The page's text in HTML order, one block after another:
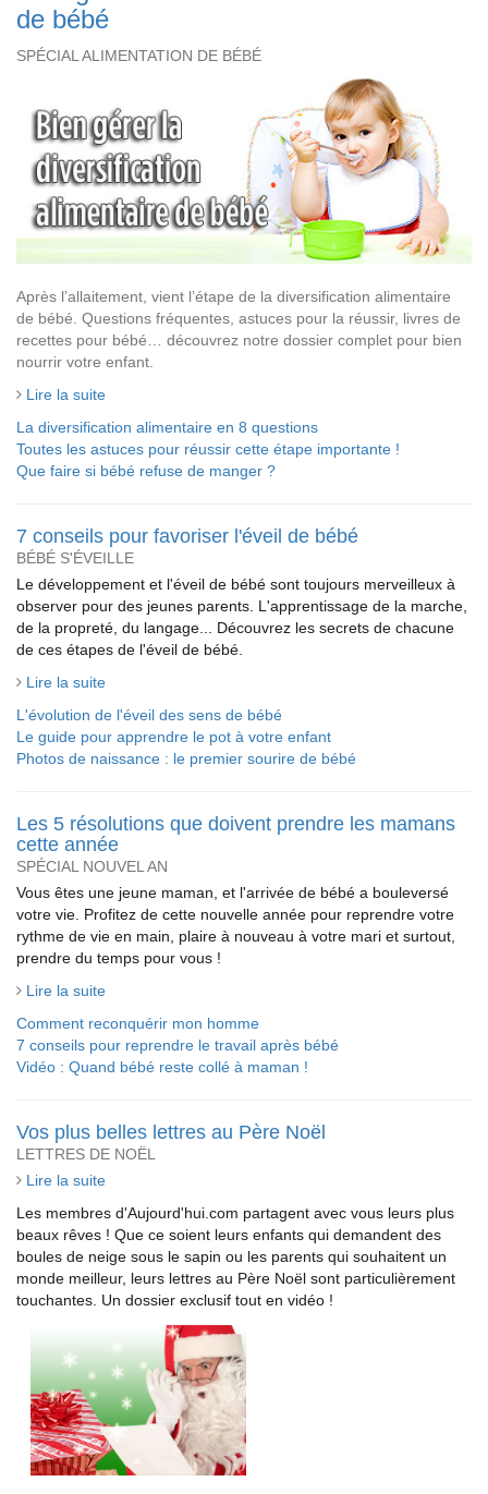
de bébé
SPÉCIAL ALIMENTATION DE BÉBÉ
Après l’allaitement, vient l’étape de la diversification alimentaire
de bébé. Questions fréquentes, astuces pour la réussir, livres de
recettes pour bébé… découvrez notre dossier complet pour bien
nourrir votre enfant.
Lire la suite
La diversification alimentaire en 8 questions
Toutes les astuces pour réussir cette étape importante !
Que faire si bébé refuse de manger ?
7 conseils pour favoriser l'éveil de bébé
BÉBÉ S'ÉVEILLE
Le développement et l'éveil de bébé sont toujours merveilleux à
observer pour des jeunes parents. L'apprentissage de la marche,
de la propreté, du langage... Découvrez les secrets de chacune
de ces étapes de l'éveil de bébé.
Lire la suite
L'évolution de l'éveil des sens de bébé
Le guide pour apprendre le pot à votre enfant
Photos de naissance : le premier sourire de bébé
Les 5 résolutions que doivent prendre les mamans
cette année
SPÉCIAL NOUVEL AN
Vous êtes une jeune maman, et l'arrivée de bébé a bouleversé
votre vie. Profitez de cette nouvelle année pour reprendre votre
rythme de vie en main, plaire à nouveau à votre mari et surtout,
prendre du temps pour vous !
Lire la suite
Comment reconquérir mon homme
7 conseils pour reprendre le travail après bébé
Vidéo : Quand bébé reste collé à maman !
Vos plus belles lettres au Père Noël
LETTRES DE NOËL
Lire la suite
Les membres d'Aujourd'hui.com partagent avec vous leurs plus
beaux rêves ! Que ce soient leurs enfants qui demandent des
boules de neige sous le sapin ou les parents qui souhaitent un
monde meilleur, leurs lettres au Père Noël sont particulièrement
touchantes. Un dossier exclusif tout en vidéo !